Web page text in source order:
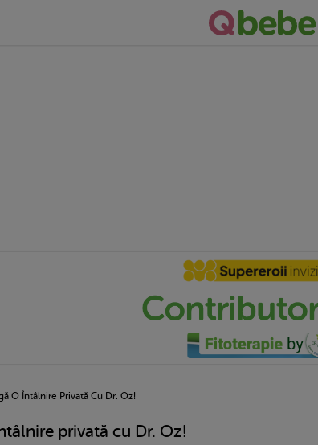
O Întâlnire Privată Cu Dr. Oz!
privată cu Dr. Oz!